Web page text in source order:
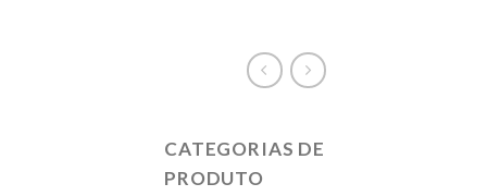
CATEGORIAS DE
PRODUTO